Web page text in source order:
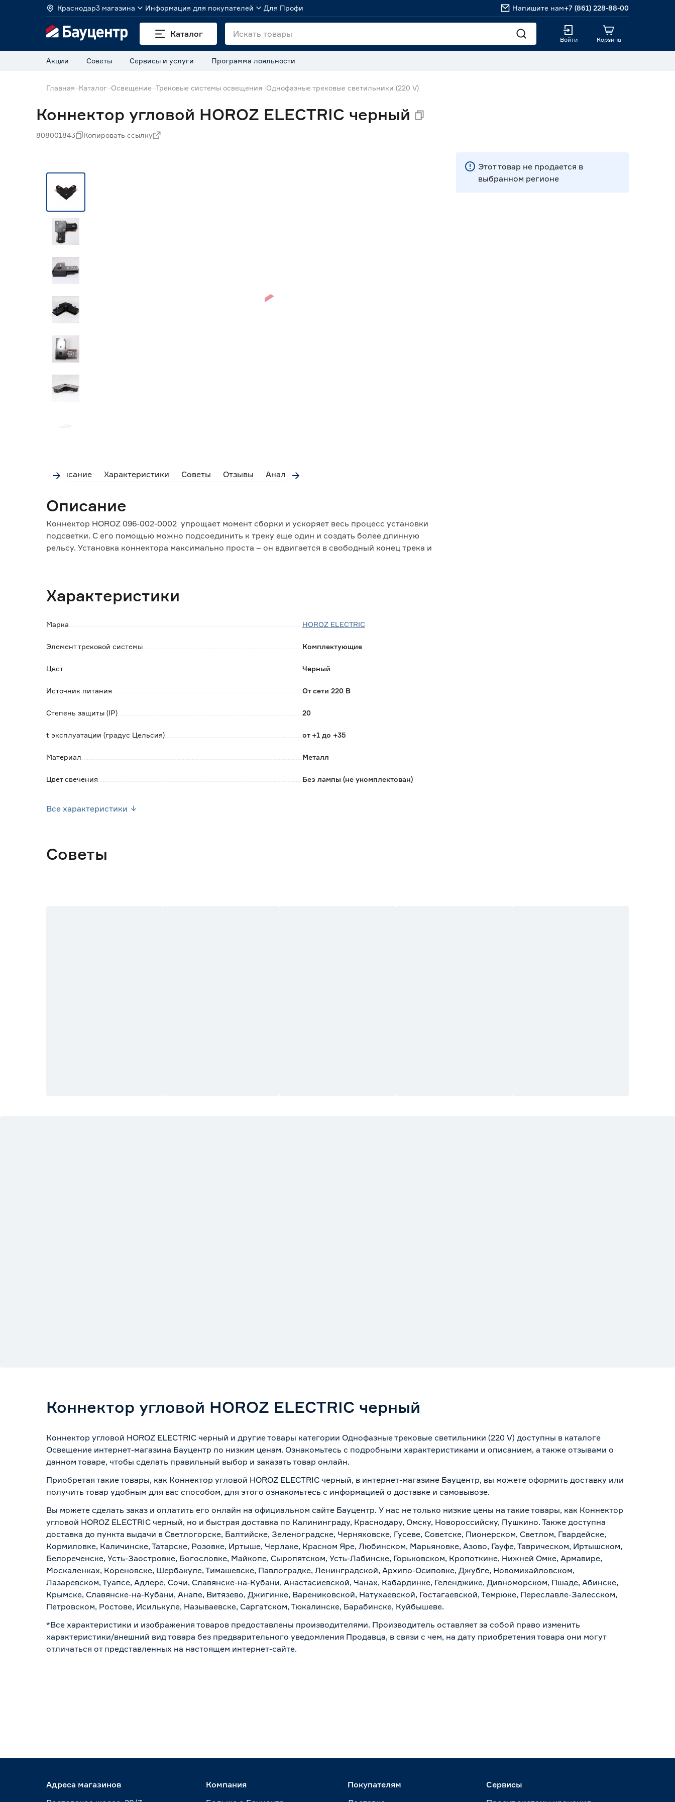
Краснодар3 магазина Информация для покупателей Для Профи Напишите нам+7 (861) 228-88-00
Каталог
Войти Корзина
Акции Советы Сервисы и услуги Программа лояльности
Главная Каталог Освещение Трековые системы освещения Однофазные трековые светильники (220 V)
Коннектор угловой HOROZ ELECTRIC черный
808001843 Копировать ссылку
Описание Характеристики Советы Отзывы Аналоги
Описание
Коннектор HOROZ 096-002-0002 упрощает момент сборки и ускоряет весь процесс установки
подсветки. С его помощью можно подсоединить к треку еще один и создать более длинную
рельсу. Установка коннектора максимально проста – он вдвигается в свободный конец трека и
При монтаже шинопровода необходимо избегать возникновения перекосов и механических
Характеристики
Марка HOROZ ELECTRIC
Элемент трековой системы Комплектующие
Цвет Черный
Источник питания От сети 220 В
Степень защиты (IP) 20
t эксплуатации (градус Цельсия) от +1 до +35
Материал Металл
Цвет свечения Без лампы (не укомплектован)
Все характеристики
Этот товар не продается в
выбранном регионе
Советы
Коннектор угловой HOROZ ELECTRIC черный
Коннектор угловой HOROZ ELECTRIC черный и другие товары категории Однофазные трековые светильники (220 V) доступны в каталоге
Освещение интернет-магазина Бауцентр по низким ценам. Ознакомьтесь с подробными характеристиками и описанием, а также отзывами о
данном товаре, чтобы сделать правильный выбор и заказать товар онлайн.
Приобретая такие товары, как Коннектор угловой HOROZ ELECTRIC черный, в интернет-магазине Бауцентр, вы можете оформить доставку или
получить товар удобным для вас способом, для этого ознакомьтесь с информацией о доставке и самовывозе.
Вы можете сделать заказ и оплатить его онлайн на официальном сайте Бауцентр. У нас не только низкие цены на такие товары, как Коннектор
угловой HOROZ ELECTRIC черный, но и быстрая доставка по Калининграду, Краснодару, Омску, Новороссийску, Пушкино. Также доступна
доставка до пункта выдачи в Светлогорске, Балтийске, Зеленоградске, Черняховске, Гусеве, Советске, Пионерском, Светлом, Гвардейске,
Кормиловке, Каличинске, Татарске, Розовке, Иртыше, Черлаке, Красном Яре, Любинском, Марьяновке, Азово, Гауфе, Таврическом, Иртышском,
Белореченске, Усть-Заостровке, Богословке, Майкопе, Сыропятском, Усть-Лабинске, Горьковском, Кропоткине, Нижней Омке, Армавире,
Москаленках, Кореновске, Шербакуле, Тимашевске, Павлоградке, Ленинградской, Архипо-Осиповке, Джубге, Новомихайловском,
Лазаревском, Туапсе, Адлере, Сочи, Славянске-на-Кубани, Анастасиевской, Чанах, Кабардинке, Геленджике, Дивноморском, Пшаде, Абинске,
Крымске, Славянске-на-Кубани, Анапе, Витязево, Джигинке, Варениковской, Натухаевской, Гостагаевской, Темрюке, Переславле-Залесском,
Петровском, Ростове, Исилькуле, Называевске, Саргатском, Тюкалинске, Барабинске, Куйбышеве.
*Все характеристики и изображения товаров предоставлены производителями. Производитель оставляет за собой право изменить
характеристики/внешний вид товара без предварительного уведомления Продавца, в связи с чем, на дату приобретения товара они могут
отличаться от представленных на настоящем интернет-сайте.
Адреса магазинов
Компания
Покупателям
Сервисы